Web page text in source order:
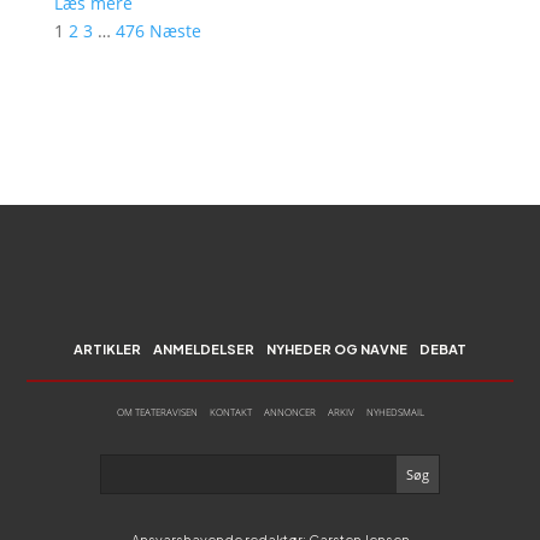
1 2 3 … 476 Næste
ARTIKLER ANMELDELSER NYHEDER OG NAVNE DEBAT
OM TEATERAVISEN KONTAKT ANNONCER ARKIV NYHEDSMAIL